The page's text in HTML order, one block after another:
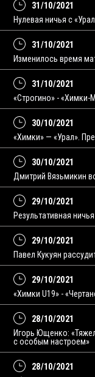
31/10/2021
Нулевая ничья с
31/10/2021
Изменилось время
31/10/2021
«Строгино» - «Химки-
30/10/2021
«Химки» — «Урал».
30/10/2021
Дмитрий Вязьмикин
29/10/2021
Результативная
29/10/2021
Павел Кукуян
29/10/2021
«Химки U19» -
28/10/2021
Игорь Ющенко:
с особым настроем»
28/10/2021